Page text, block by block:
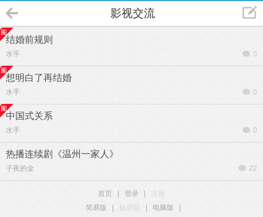
影视交流
结婚前规则
水手 0
想明白了再结婚
水手 0
中国式关系
水手 0
热播连续剧《温州一家人》
子夜的金 22
首页 登录
简易版
触屏版 电脑版